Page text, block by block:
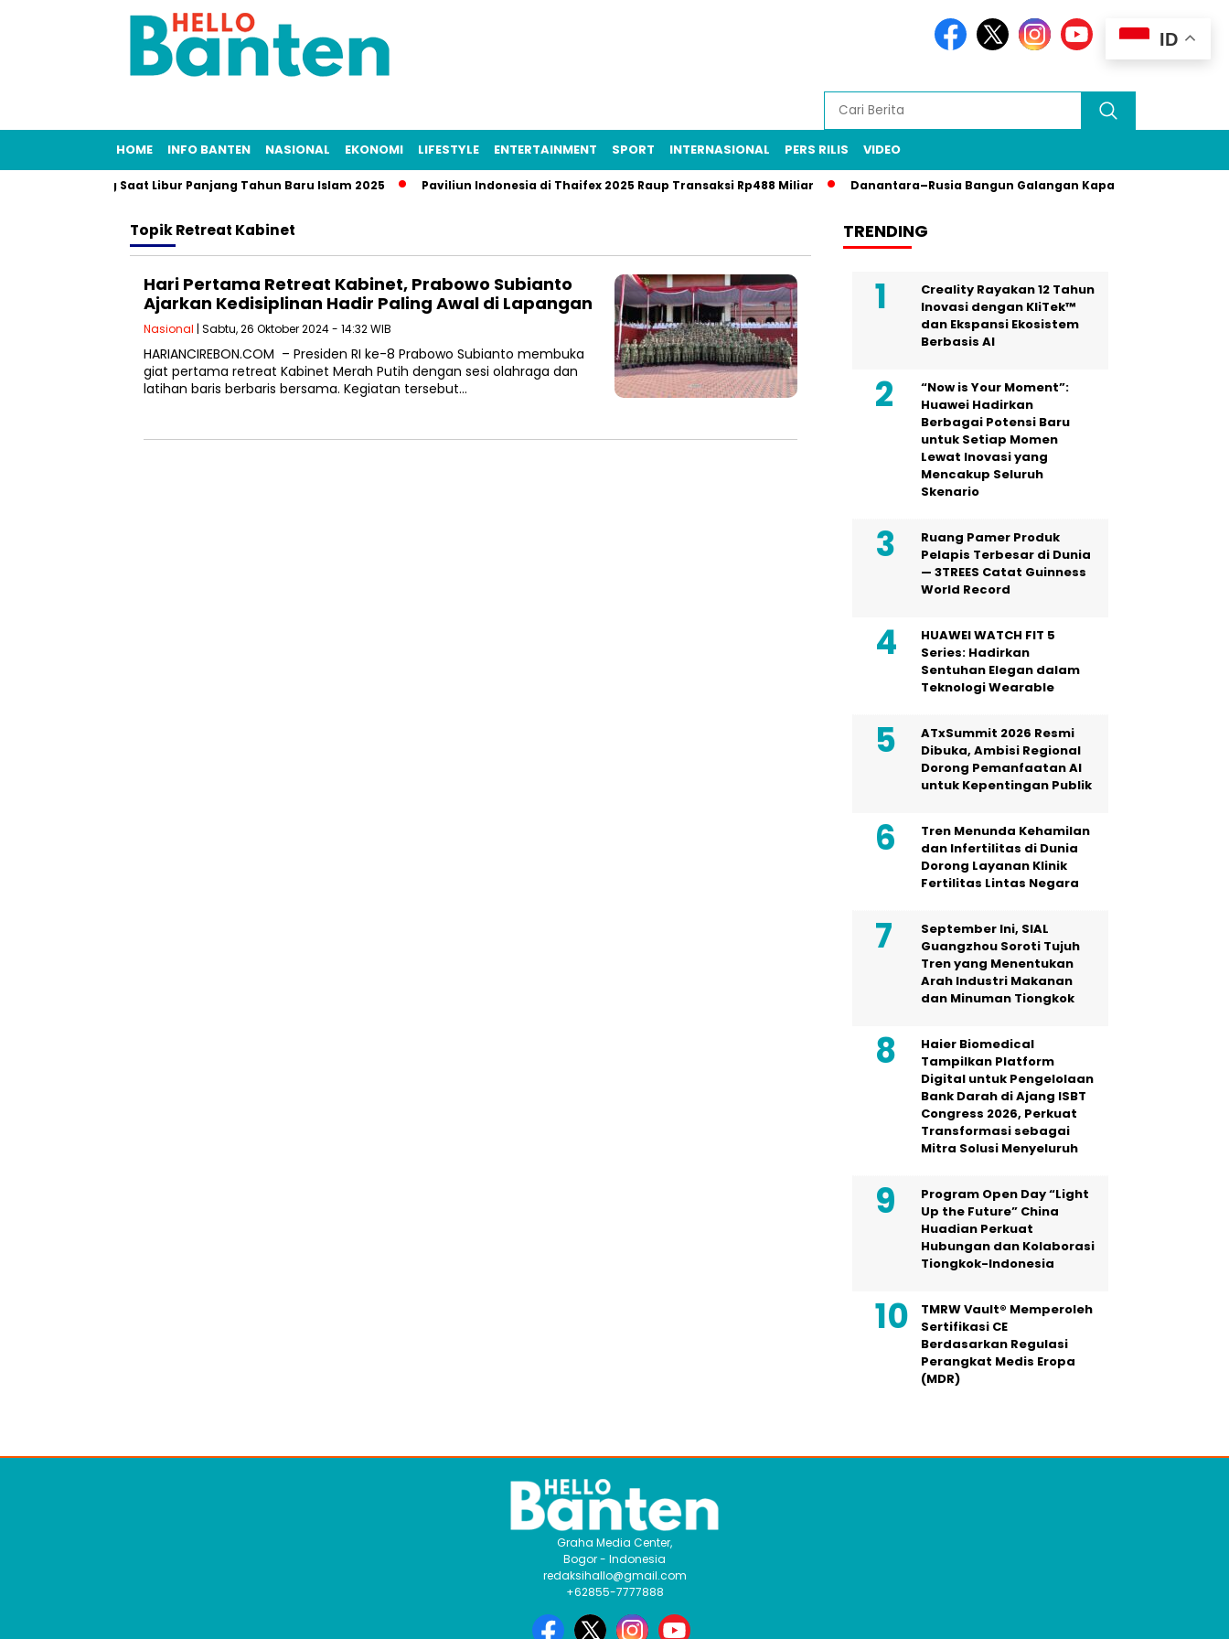
HOME INFO BANTEN NASIONAL EKONOMI LIFESTYLE ENTERTAINMENT SPORT INTERNASIONAL PERS RILIS VIDEO
Banking Saat Libur Panjang Tahun Baru Islam 2025 Paviliun Indonesia di Thaifex 2025 Raup Transaksi Rp488 Miliar Danantara–Rusia Bangun Galangan Kapal Energi Bersih, PT
TopikRetreat Kabinet
Hari Pertama Retreat Kabinet, Prabowo Subianto
Ajarkan Kedisiplinan Hadir Paling Awal di Lapangan
Nasional | Sabtu, 26 Oktober 2024 - 14:32 WIB
HARIANCIREBON.COM – Presiden RI ke-8 Prabowo Subianto membuka
giat pertama retreat Kabinet Merah Putih dengan sesi olahraga dan
latihan baris berbaris bersama. Kegiatan tersebut…
TRENDING
Creality Rayakan 12 Tahun
Inovasi dengan KliTek™
dan Ekspansi Ekosistem
Berbasis AI
“Now is Your Moment”:
Huawei Hadirkan
Berbagai Potensi Baru
untuk Setiap Momen
Lewat Inovasi yang
Mencakup Seluruh
Skenario
Ruang Pamer Produk
Pelapis Terbesar di Dunia
— 3TREES Catat Guinness
World Record
HUAWEI WATCH FIT 5
Series: Hadirkan
Sentuhan Elegan dalam
Teknologi Wearable
ATxSummit 2026 Resmi
Dibuka, Ambisi Regional
Dorong Pemanfaatan AI
untuk Kepentingan Publik
Tren Menunda Kehamilan
dan Infertilitas di Dunia
Dorong Layanan Klinik
Fertilitas Lintas Negara
September Ini, SIAL
Guangzhou Soroti Tujuh
Tren yang Menentukan
Arah Industri Makanan
dan Minuman Tiongkok
Haier Biomedical
Tampilkan Platform
Digital untuk Pengelolaan
Bank Darah di Ajang ISBT
Congress 2026, Perkuat
Transformasi sebagai
Mitra Solusi Menyeluruh
Program Open Day “Light
Up the Future” China
Huadian Perkuat
Hubungan dan Kolaborasi
Tiongkok-Indonesia
TMRW Vault® Memperoleh
Sertifikasi CE
Berdasarkan Regulasi
Perangkat Medis Eropa
(MDR)
ID
Graha Media Center,
Bogor - Indonesia
redaksihallo@gmail.com
+62855-7777888